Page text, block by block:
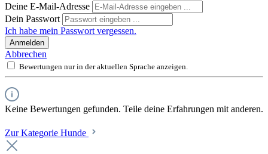
Deine E-Mail-Adresse
Dein Passwort
Ich habe mein Passwort vergessen.
Anmelden
Abbrechen
Bewertungen nur in der aktuellen Sprache anzeigen.
Keine Bewertungen gefunden. Teile deine Erfahrungen mit anderen.
Zur Kategorie Hunde